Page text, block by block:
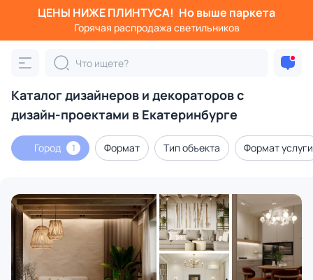
ЦЕНЫ НИЖЕ ПЛИНТУСА! Но выше паркета
Горячая распродажа светильников
Каталог дизайнеров и декораторов с
дизайн-проектами в Екатеринбурге
Город 1 Формат Тип объекта Формат услуги